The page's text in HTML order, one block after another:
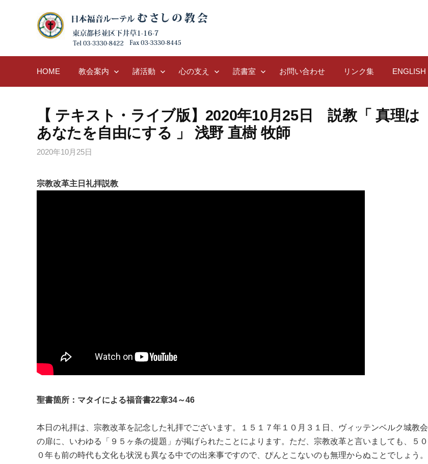
HOME 教会案内 諸活動 心の支え 読書室 お問い合わせ リンク集 ENGLISH
【 テキスト・ライブ版】2020年10月25日 説教「 真理は
あなたを自由にする 」 浅野 直樹 牧師
2020年10月25日
宗教改革主日礼拝説教
聖書箇所：マタイによる福音書22章34～46
本日の礼拝は、宗教改革を記念した礼拝でございます。１５１７年１０月３１日、ヴィッテンベルク城教会
の扉に、いわゆる「９５ヶ条の提題」が掲げられたことによります。ただ、宗教改革と言いましても、５０
０年も前の時代も文化も状況も異なる中での出来事ですので、ぴんとこないのも無理からぬことでしょう。